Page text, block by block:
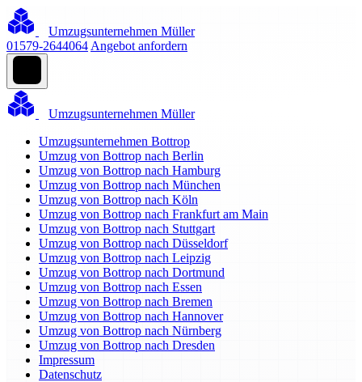
Umzugsunternehmen Müller
01579-2644064 Angebot anfordern
Umzugsunternehmen Müller
Umzugsunternehmen Bottrop
Umzug von Bottrop nach Berlin
Umzug von Bottrop nach Hamburg
Umzug von Bottrop nach München
Umzug von Bottrop nach Köln
Umzug von Bottrop nach Frankfurt am Main
Umzug von Bottrop nach Stuttgart
Umzug von Bottrop nach Düsseldorf
Umzug von Bottrop nach Leipzig
Umzug von Bottrop nach Dortmund
Umzug von Bottrop nach Essen
Umzug von Bottrop nach Bremen
Umzug von Bottrop nach Hannover
Umzug von Bottrop nach Nürnberg
Umzug von Bottrop nach Dresden
Impressum
Datenschutz